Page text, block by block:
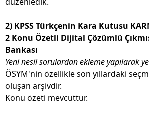
2) KPSS Türkçenin Kara Kutusu
2 Konu Özetli Dijital Çözümlü
Bankası
Yeni nesil sorulardan ekleme yapılarak
ÖSYM'nin özellikle son yıllardaki
oluşan arşivdir.
Konu özeti mevcuttur.